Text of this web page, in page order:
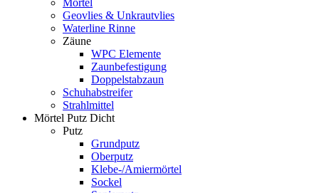
Mörtel
Geovlies & Unkrautvlies
Waterline Rinne
Zäune
WPC Elemente
Zaunbefestigung
Doppelstabzaun
Schuhabstreifer
Strahlmittel
Mörtel Putz Dicht
Putz
Grundputz
Oberputz
Klebe-/Amiermörtel
Sockel